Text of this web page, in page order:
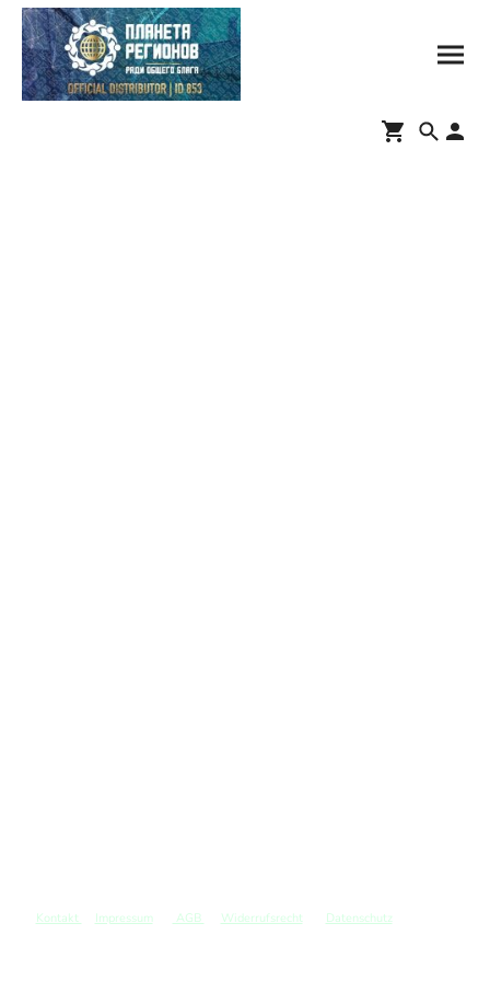
Kontakt Impressum AGB Widerrufsrecht Datenschutz